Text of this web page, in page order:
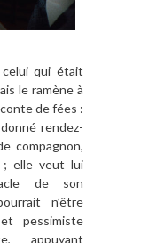
qui était
le ramène à
de fées :
rendez-
compagnon,
; elle veut lui
de son
n’être
pessimiste
appuyant